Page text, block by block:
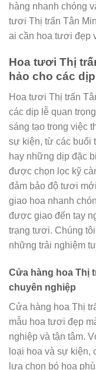
hàng nhanh chóng
tươi Thị trấn Tân
ai cần hoa tươi đẹp
Hoa tươi Thị
hảo cho các
Hoa tươi Thị trấn
các dịp lễ quan
sáng tạo trong việc
sự kiện, từ các buổi
hay những dịp đặc
được chọn lọc kỹ
đảm bảo độ tươi
giao hoa nhanh
được giao đến tay
trạng tươi. Chúng
những trải nghiệm
Cửa hàng hoa Thị
chuyên nghiệp
Cửa hàng hoa Thị
mẫu hoa tươi đẹp
nghiệp và tận tâm.
loại hoa và sự kiện,
lựa chọn bó hoa